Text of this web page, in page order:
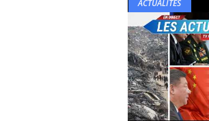
ACTUALITÉS